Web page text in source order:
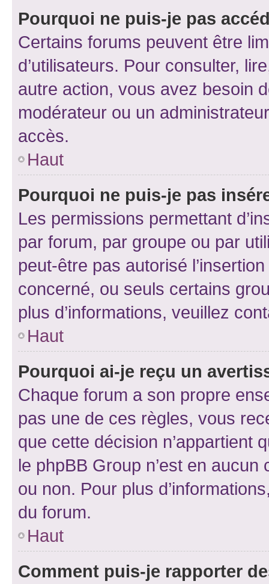
Pourquoi ne puis-je pas
Certains forums peuvent être
d’utilisateurs. Pour consulter,
autre action, vous avez besoin
modérateur ou un
accès.
Haut
Pourquoi ne puis-je pas
Les permissions permettant
par forum, par groupe ou par
peut-être pas autorisé
concerné, ou seuls certains
plus d’informations, veuillez
Haut
Pourquoi ai-je reçu un
Chaque forum a son propre
pas une de ces règles, vous
que cette décision n’appartient
le phpBB Group n’est en
ou non. Pour plus
du forum.
Haut
Comment puis-je rapporter